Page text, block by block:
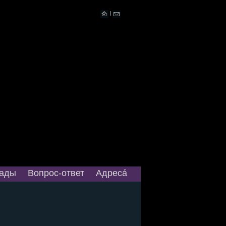
Вопрос-ответ Адресá